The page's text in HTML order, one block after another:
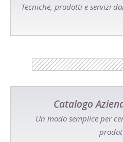
Tecniche, prodotti e servizi
Catalogo
Un modo semplice per